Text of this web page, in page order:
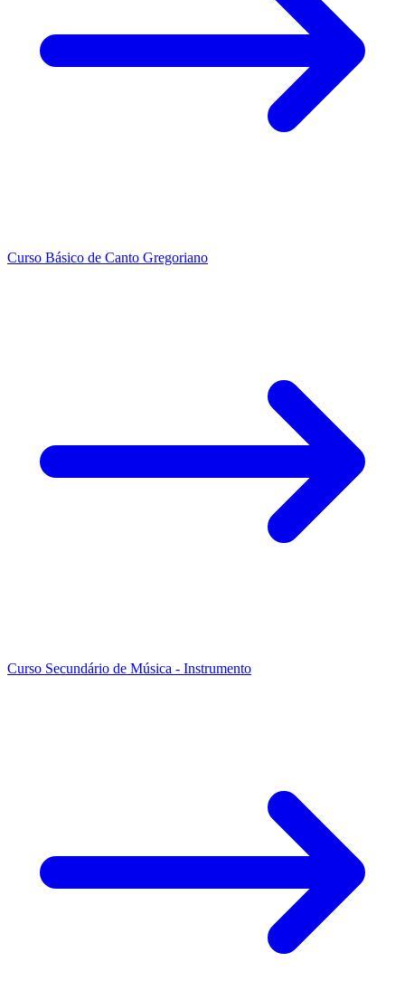
Curso Básico de Canto Gregoriano
Curso Secundário de Música - Instrumento